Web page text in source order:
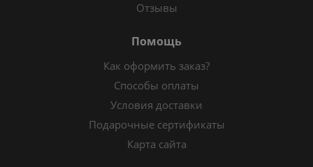
Отзывы
Помощь
Как оформить заказ?
Способы оплаты
Условия доставки
Подарочные сертификаты
Карта сайта